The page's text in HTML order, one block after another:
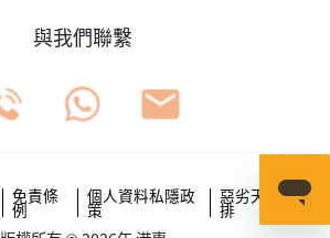
與我們聯繫
免責條
例
個人資料私隱政
策
惡劣天氣安
排